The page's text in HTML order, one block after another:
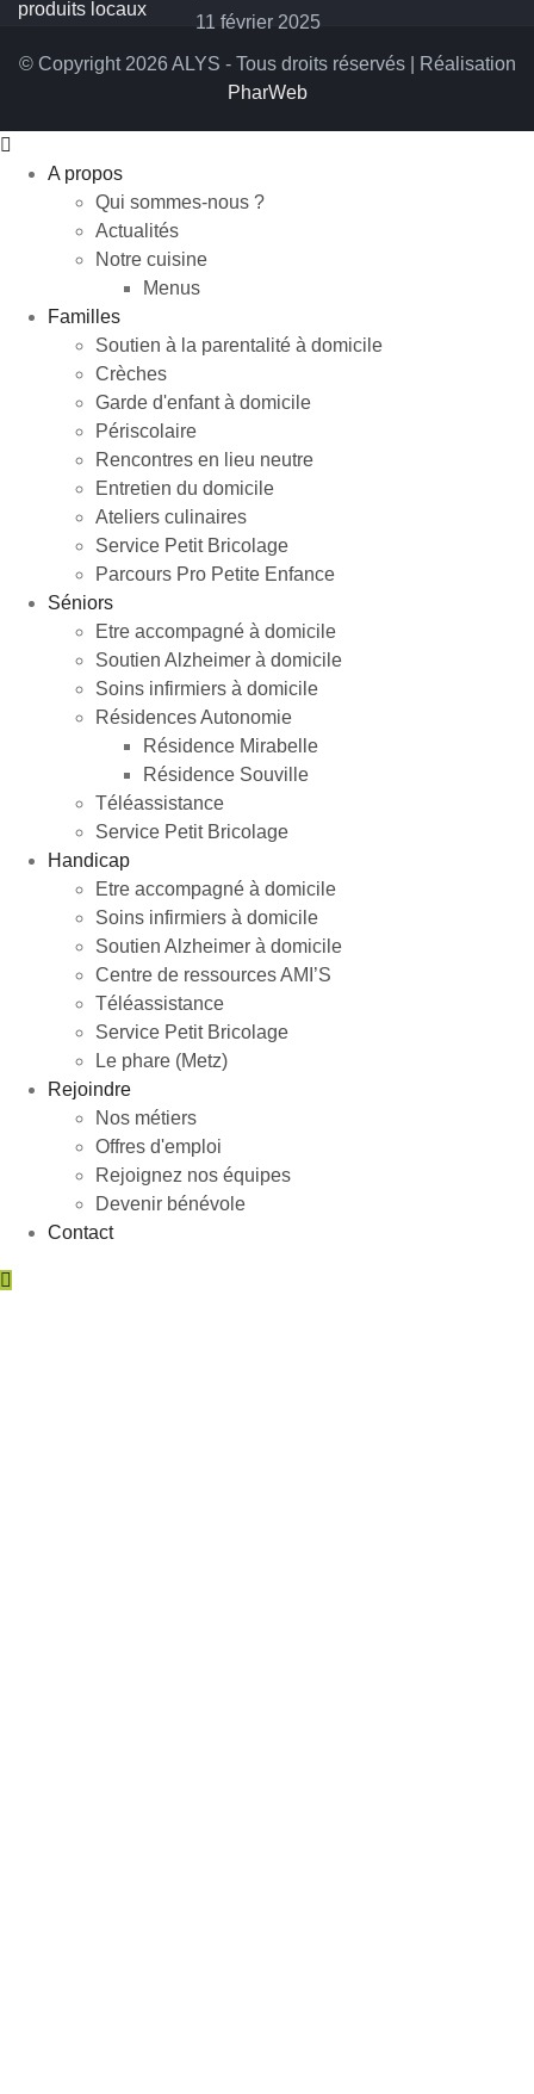
11 février 2025
© Copyright 2026 ALYS - Tous droits réservés | Réalisation
PharWeb
A propos
Qui sommes-nous ?
Actualités
Notre cuisine
Menus
Familles
Soutien à la parentalité à domicile
Crèches
Garde d'enfant à domicile
Périscolaire
Rencontres en lieu neutre
Entretien du domicile
Ateliers culinaires
Service Petit Bricolage
Parcours Pro Petite Enfance
Séniors
Etre accompagné à domicile
Soutien Alzheimer à domicile
Soins infirmiers à domicile
Résidences Autonomie
Résidence Mirabelle
Résidence Souville
Téléassistance
Service Petit Bricolage
Handicap
Etre accompagné à domicile
Soins infirmiers à domicile
Soutien Alzheimer à domicile
Centre de ressources AMI’S
Téléassistance
Service Petit Bricolage
Le phare (Metz)
Rejoindre
Nos métiers
Offres d'emploi
Rejoignez nos équipes
Devenir bénévole
Contact